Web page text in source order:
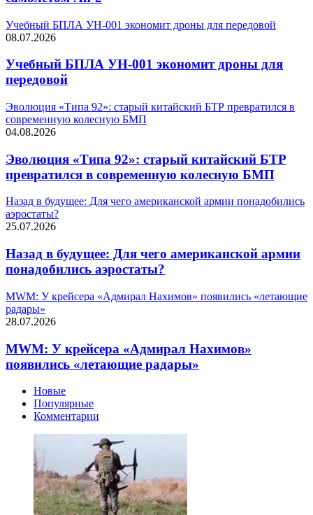
Учебный БПЛА УН-001 экономит дроны для передовой
08.07.2026
Учебный БПЛА УН-001 экономит дроны для
передовой
Эволюция «Типа 92»: старый китайский БТР превратился в
современную колесную БМП
04.08.2026
Эволюция «Типа 92»: старый китайский БТР
превратился в современную колесную БМП
Назад в будущее: Для чего американской армии понадобились
аэростаты?
25.07.2026
Назад в будущее: Для чего американской армии
понадобились аэростаты?
MWM: У крейсера «Адмирал Нахимов» появились «летающие
радары»
28.07.2026
MWM: У крейсера «Адмирал Нахимов»
появились «летающие радары»
Новые
Популярные
Комментарии